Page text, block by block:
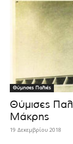
Θύμησες Παλιές
Θύμισες
Μάκρης
19 Δεκεμβρίου 2018